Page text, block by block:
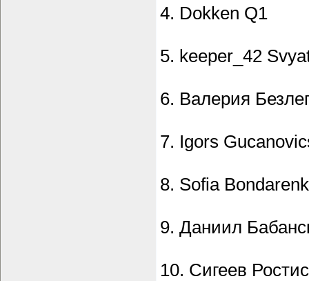
4. Dokken Q1
5. keeper_42
6. Валерия
7. Igors
8. Sofia
9. Даниил
10. Сигеев